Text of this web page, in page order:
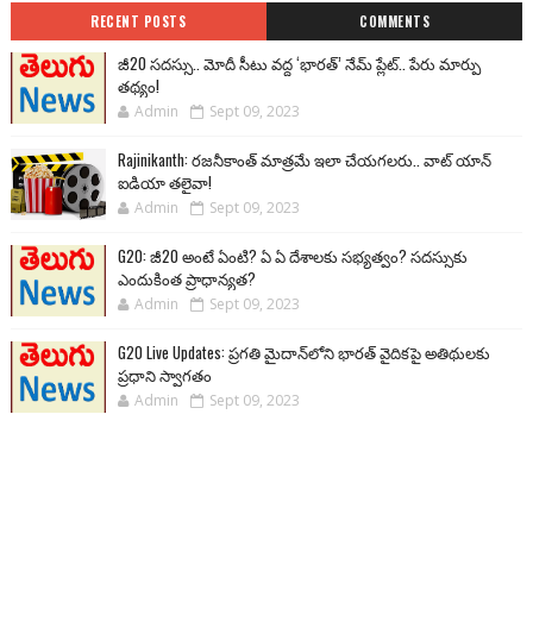
RECENT POSTS COMMENTS
జీ20 సదస్సు.. మోదీ సీటు వద్ద ‘భారత్’ నేమ్ ప్లేట్‌.. పేరు మార్పు
తథ్యం!
Admin Sept 09, 2023
Rajinikanth: రజనీకాంత్ మాత్రమే ఇలా చేయగలరు.. వాట్ యాన్
ఐడియా తలైవా!
Admin Sept 09, 2023
G20: జీ20 అంటే ఏంటి? ఏ ఏ దేశాలకు సభ్యత్వం? సదస్సుకు
ఎందుకింత ప్రాధాన్యత?
Admin Sept 09, 2023
G20 Live Updates: ప్రగతి మైదాన్‌లోని భారత్ వైదికపై అతిథులకు
ప్రధాని స్వాగతం
Admin Sept 09, 2023